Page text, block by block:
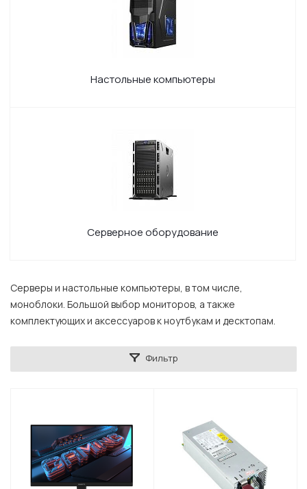
Настольные компьютеры
Серверное оборудование
Серверы и настольные компьютеры, в том числе,
моноблоки. Большой выбор мониторов, а также
комплектующих и аксессуаров к ноутбукам и десктопам.
Фильтр